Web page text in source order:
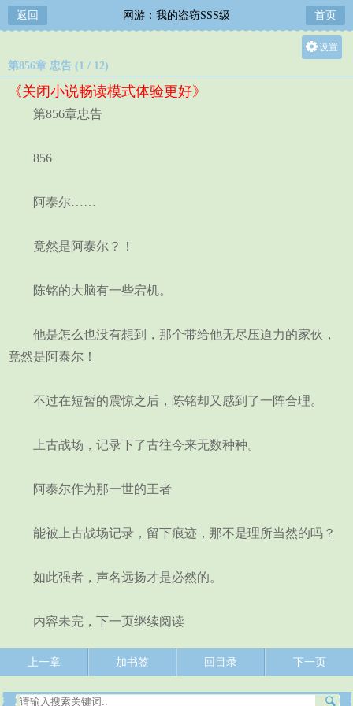
返回 网游：我的盗窃SSS级 首页
设置
第856章 忠告 (1 / 12)
《关闭小说畅读模式体验更好》
第856章忠告
856
阿泰尔……
竟然是阿泰尔？！
陈铭的大脑有一些宕机。
他是怎么也没有想到，那个带给他无尽压迫力的家伙，
竟然是阿泰尔！
不过在短暂的震惊之后，陈铭却又感到了一阵合理。
上古战场，记录下了古往今来无数种种。
阿泰尔作为那一世的王者
能被上古战场记录，留下痕迹，那不是理所当然的吗？
如此强者，声名远扬才是必然的。
内容未完，下一页继续阅读
上一章 加书签 回目录 下一页